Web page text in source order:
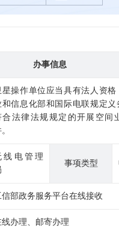
办事信息
星操作单位应当具有法人资格
和信息化部和国际电联规定义
合法律法规规定的开展空间
线电管理
事项类型
信部政务服务平台在线接收
线办理、邮寄办理